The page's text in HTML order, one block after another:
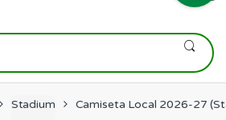
Stadium Camiseta Local 2026-27